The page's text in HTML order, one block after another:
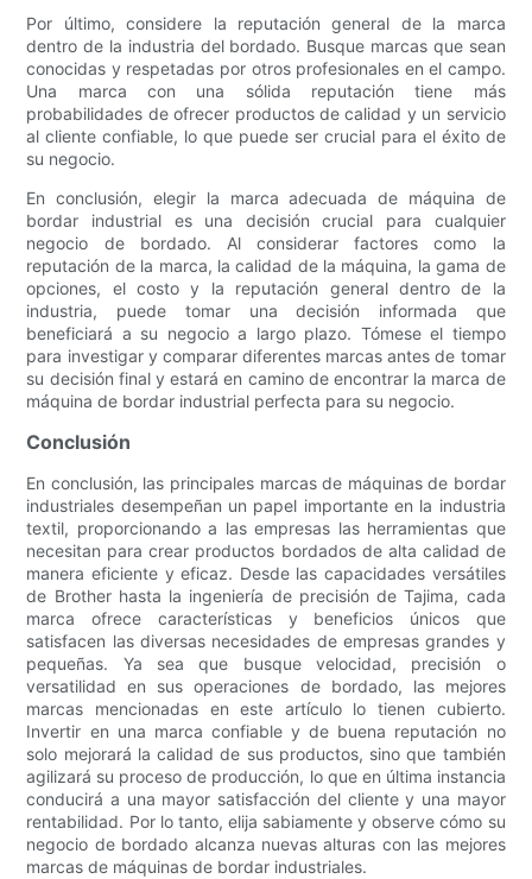
Por último, considere la reputación general de la marca
dentro de la industria del bordado. Busque marcas que sean
conocidas y respetadas por otros profesionales en el campo.
Una marca con una sólida reputación tiene más
probabilidades de ofrecer productos de calidad y un servicio
al cliente confiable, lo que puede ser crucial para el éxito de
su negocio.
En conclusión, elegir la marca adecuada de máquina de
bordar industrial es una decisión crucial para cualquier
negocio de bordado. Al considerar factores como la
reputación de la marca, la calidad de la máquina, la gama de
opciones, el costo y la reputación general dentro de la
industria, puede tomar una decisión informada que
beneficiará a su negocio a largo plazo. Tómese el tiempo
para investigar y comparar diferentes marcas antes de tomar
su decisión final y estará en camino de encontrar la marca de
máquina de bordar industrial perfecta para su negocio.
Conclusión
En conclusión, las principales marcas de máquinas de bordar
industriales desempeñan un papel importante en la industria
textil, proporcionando a las empresas las herramientas que
necesitan para crear productos bordados de alta calidad de
manera eficiente y eficaz. Desde las capacidades versátiles
de Brother hasta la ingeniería de precisión de Tajima, cada
marca ofrece características y beneficios únicos que
satisfacen las diversas necesidades de empresas grandes y
pequeñas. Ya sea que busque velocidad, precisión o
versatilidad en sus operaciones de bordado, las mejores
marcas mencionadas en este artículo lo tienen cubierto.
Invertir en una marca confiable y de buena reputación no
solo mejorará la calidad de sus productos, sino que también
agilizará su proceso de producción, lo que en última instancia
conducirá a una mayor satisfacción del cliente y una mayor
rentabilidad. Por lo tanto, elija sabiamente y observe cómo su
negocio de bordado alcanza nuevas alturas con las mejores
marcas de máquinas de bordar industriales.